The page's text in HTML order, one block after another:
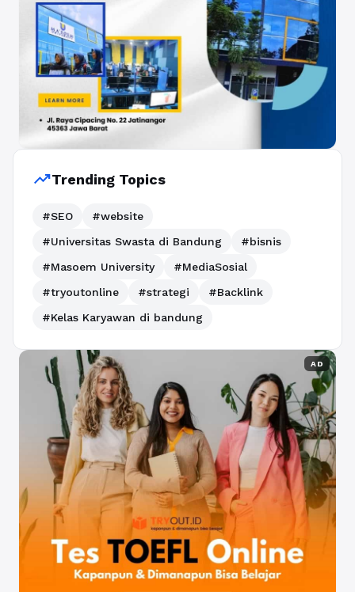
trending_upTrending Topics
#SEO
#website
#Universitas Swasta di Bandung
#bisnis
#Masoem University
#MediaSosial
#tryoutonline
#strategi
#Backlink
#Kelas Karyawan di bandung
AD